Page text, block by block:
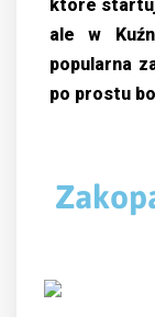
które
ale w
popularna
po prostu